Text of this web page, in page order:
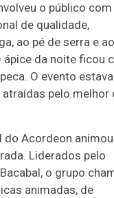
o público com
de qualidade,
ao pé de serra e ao
da noite ficou
O evento estava
pelo melhor
do Acordeon
Liderados pelo
o grupo
animadas, de